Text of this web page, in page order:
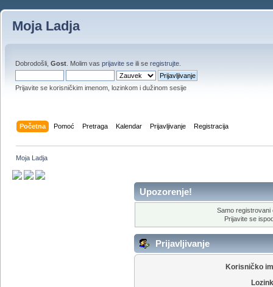
Moja Ladja
Dobrodošli, Gost . Molim vas prijavite se ili se registrujte
Prijavite se korisničkim imenom, lozinkom i dužinom sesije
Početna Pomoć Pretraga Kalendar Prijavljivanje Registracija
Moja Ladja
Upozorenje!
Samo registrovani
Prijavite se
Prijavljivanje
Korisničko